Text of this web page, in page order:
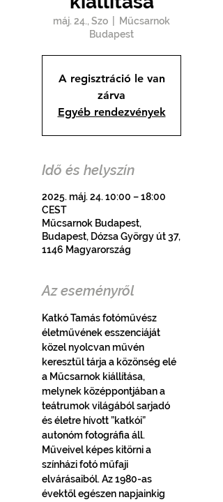
máj. 24., Szo
Műcsarnok
Budapest
A regisztráció le van
zárva
Egyéb rendezvények
Idő és helyszín
2025. máj. 24. 10:00 – 18:00
CEST
Műcsarnok Budapest,
Budapest, Dózsa György út 37,
1146 Magyarország
Az eseményről
Katkó Tamás fotóművész
életművének esszenciáját
közel nyolcvan művén
keresztül tárja a közönség elé
a Műcsarnok kiállítása,
melynek középpontjában a
teátrumok világából sarjadó
és életre hívott ”katkói”
autonóm fotográfia áll.
Műveivel képes kitörni a
színházi fotó műfaji
elvárásaiból. Az 1980-as
évektől egészen napjainkig